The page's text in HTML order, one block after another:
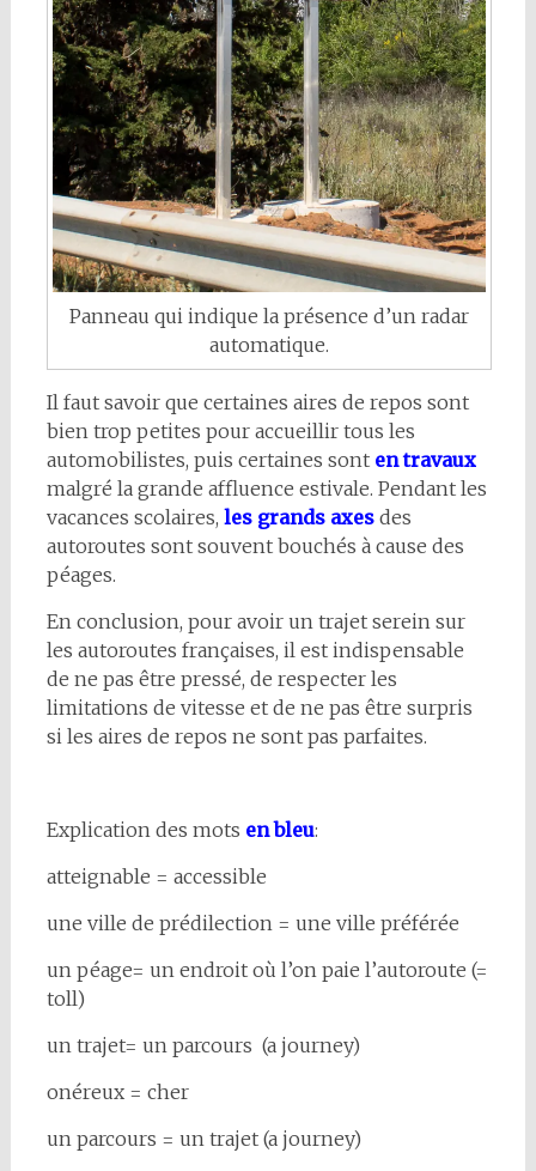
Panneau qui indique la présence d’un radar
automatique.
Il faut savoir que certaines aires de repos sont
bien trop petites pour accueillir tous les
automobilistes, puis certaines sont en travaux
malgré la grande affluence estivale. Pendant les
vacances scolaires, les grands axesdes
autoroutes sont souvent bouchés à cause des
péages.
En conclusion, pour avoir un trajet serein sur
les autoroutes françaises, il est indispensable
de ne pas être pressé, de respecter les
limitations de vitesse et de ne pas être surpris
si les aires de repos ne sont pas parfaites.
Explication des mots en bleu:
atteignable = accessible
une ville de prédilection = une ville préférée
un péage= un endroit où l’on paie l’autoroute (=
toll)
un trajet= un parcours (a journey)
onéreux = cher
un parcours = un trajet (a journey)